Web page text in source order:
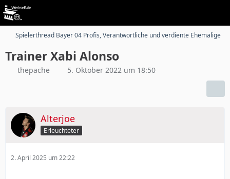
Spielerthread Bayer 04 Profis, Verantwortliche und verdiente Ehemalige
Trainer Xabi Alonso
thepache 5. Oktober 2022 um 18:50
Alterjoe
Erleuchteter
2. April 2025 um 22:22